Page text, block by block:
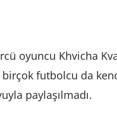
oyuncu Khvicha
birçok futbolcu da
paylaşılmadı.